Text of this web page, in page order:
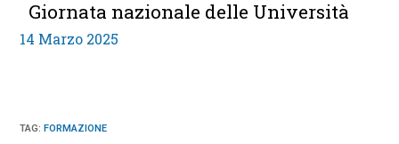
Giornata nazionale delle Università
14 Marzo 2025
TAG: FORMAZIONE